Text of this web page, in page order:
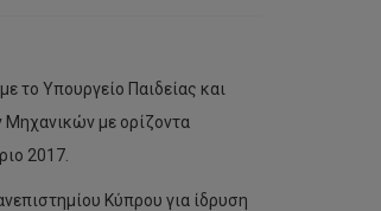
το Υπουργείο Παιδείας και
Μηχανικών με ορίζοντα
2017.
Κύπρου για ίδρυση